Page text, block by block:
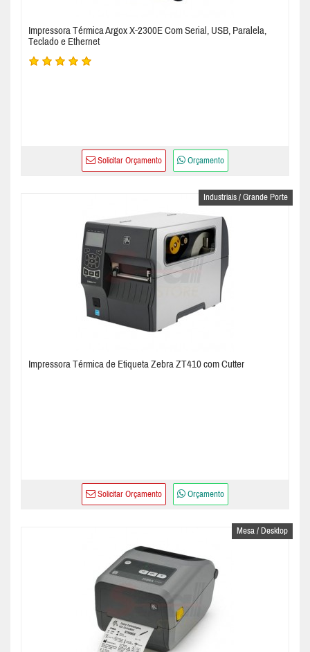
Impressora Térmica Argox X-2300E Com Serial, USB, Paralela,
Teclado e Ethernet
Solicitar Orçamento Orçamento
Industriais / Grande Porte
Impressora Térmica de Etiqueta Zebra ZT410 com Cutter
Solicitar Orçamento Orçamento
Mesa / Desktop